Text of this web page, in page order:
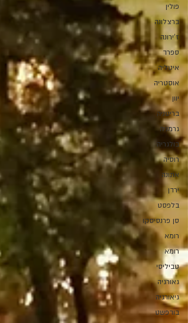
פולין
ברצלונה
ז'ירונה
ספרד
איטליה
אוסטריה
יוון
בריטניה
גרמניה
בולגריה
רוסיה
אתונה
ירדן
בלפסט
סן פרנסיסקו
רומא
רומא
טביליסי
גאורגיה
גיאורגיה
בודפשט